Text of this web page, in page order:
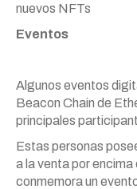
nuevos NFTs
Eventos
Algunos eventos
Beacon Chain de
principales
Estas personas
a la venta por
conmemora un